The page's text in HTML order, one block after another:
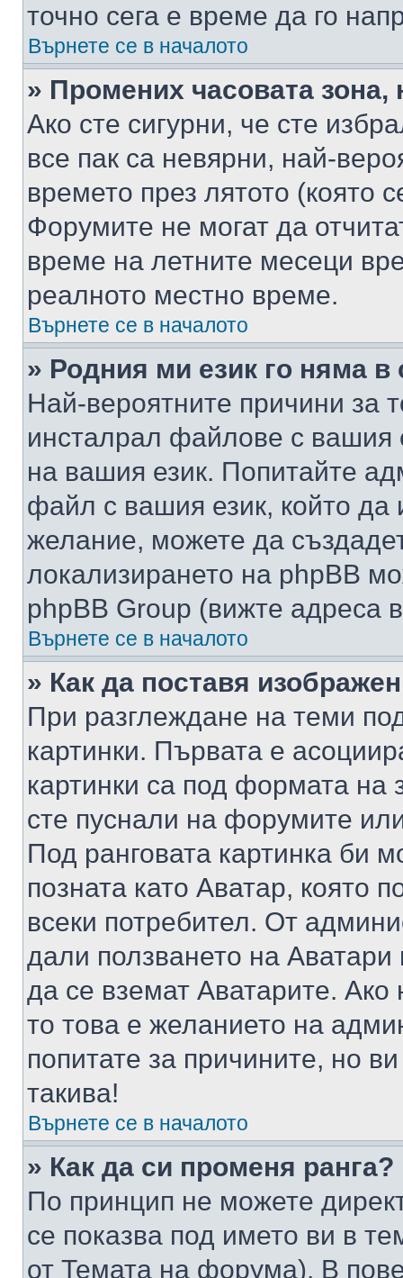
точно сега е време да го
Върнете се в началото
» Промених часовата
Ако сте сигурни, че сте
все пак са невярни, най-
времето през лятото (която
Форумите не могат да
време на летните месеци
реалното местно време.
Върнете се в началото
» Родния ми език го няма в
Най-вероятните причини за
инсталрал файлове с вашия
на вашия език. Попитайте
файл с вашия език, който да
желание, можете да
локализирането на phpBB
phpBB Group (вижте адреса
Върнете се в началото
» Как да поставя
При разглеждане на теми
картинки. Първата е
картинки са под формата на
сте пуснали на форумите
Под ранговата картинка би
позната като Аватар, която
всеки потребител. От
дали ползването на
да се вземат Аватарите.
то това е желанието на
попитате за причините, но
такива!
Върнете се в началото
» Как да си променя ранга?
По принцип не можете
се показва под името ви в
от Темата на форума). В